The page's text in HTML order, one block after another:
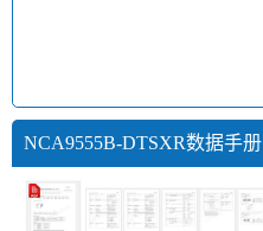
NCA9555B-DTSXR数据手册